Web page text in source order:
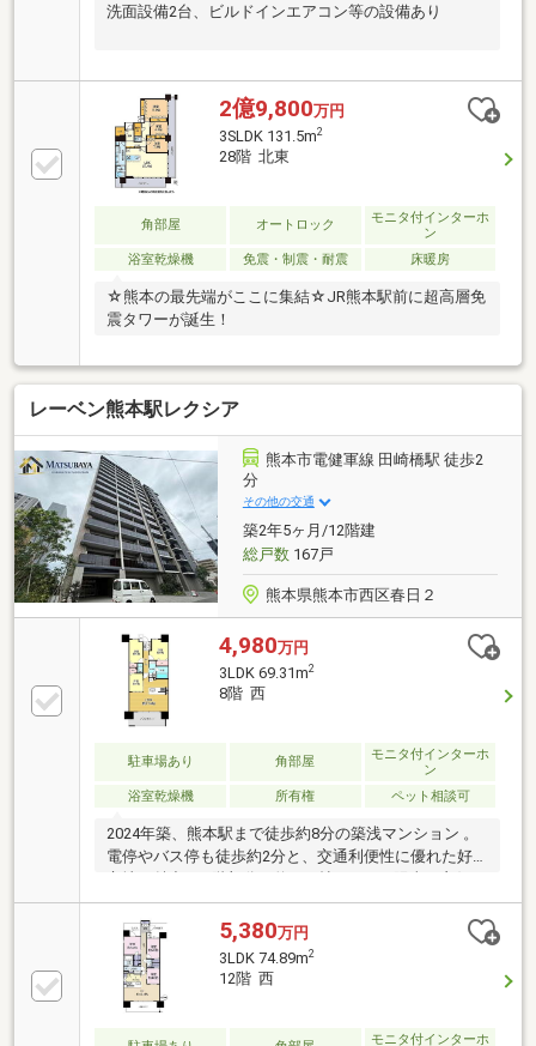
洗面設備2台、ビルドインエアコン等の設備あり
2億9,800万円
3SLDK 131.5m2
28階 北東
角部屋 オートロック
モニタ付インターホ
ン
浴室乾燥機
免震・制震・耐震 床暖房
☆熊本の最先端がここに集結☆JR熊本駅前に超高層免
震タワーが誕生！
レーベン熊本駅レクシア
熊本市電健軍線 田崎橋駅 徒歩2
分
その他の交通
築2年5ヶ月/12階建
総戸数167戸
熊本県熊本市西区春日２
4,980万円
3LDK 69.31m2
8階 西
駐車場あり 角部屋
モニタ付インターホ
ン
浴室乾燥機
所有権 ペット相談可
2024年築、熊本駅まで徒歩約8分の築浅マンション 。
電停やバス停も徒歩約2分と、交通利便性に優れた好
立地が魅力 。8階部分、約17.4帖のLDKは陽当り良好
で、奥行きのあるバルコニーが開放感を演出します。
食洗機や豊富な収納など最新設備も充実した、快適な
都市生活を叶える一邸です。～心豊かな暮らしを支
え、彩る機能とサービス～ ◆ノンタッチキー対応：
リーダーにかざすだけで共用エントランスを解錠、入
館もスムーズ。 ◆Wi-Fi完備フリースペース：Wi-Fi
完備の共用スペースを用意。自由で快適な働き方を支
5,380万円
3LDK 74.89m2
12階 西
モニタ付インターホ